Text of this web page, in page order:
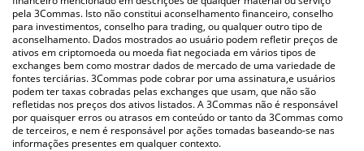
pela 3Commas. Isto não constitui aconselhamento financeiro, conselho
para investimentos, conselho para trading, ou qualquer outro tipo de
aconselhamento. Dados mostrados ao usuário podem refletir preços de
ativos em criptomoeda ou moeda fiat negociada em vários tipos de
exchanges bem como mostrar dados de mercado de uma variedade de
fontes terciárias. 3Commas pode cobrar por uma assinatura,e usuários
podem ter taxas cobradas pelas exchanges que usam, que não são
refletidas nos preços dos ativos listados. A 3Commas não é responsável
por quaisquer erros ou atrasos em conteúdo or tanto da 3Commas como
de terceiros, e nem é responsável por ações tomadas baseando-se nas
informações presentes em qualquer contexto.